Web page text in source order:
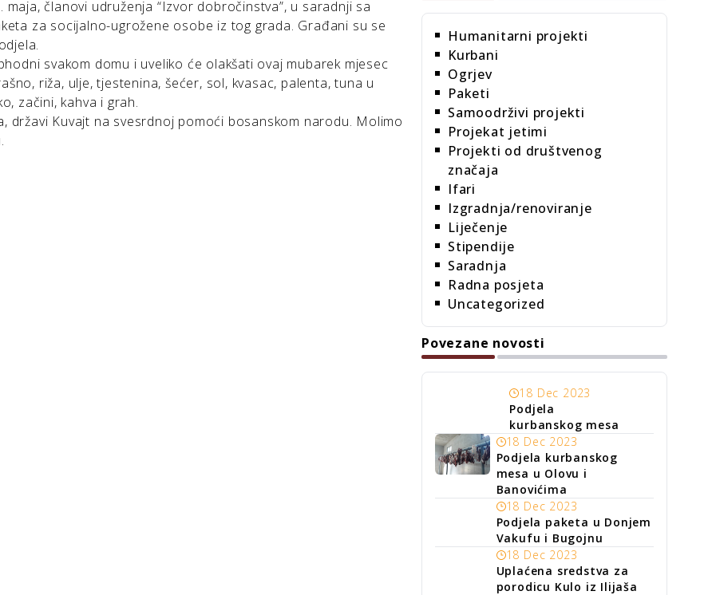
članovi udruženja “Izvor dobročinstva”, u saradnji sa
za socijalno-ugrožene osobe iz tog grada. Građani su se
svakom domu i uveliko će olakšati ovaj mubarek mjesec
riža, ulje, tjestenina, šećer, sol, kvasac, palenta, tuna u
začini, kahva i grah.
državi Kuvajt na svesrdnoj pomoći bosanskom narodu. Molimo
Humanitarni projekti
Kurbani
Ogrjev
Paketi
Samoodrživi projekti
Projekat jetimi
Projekti od društvenog
značaja
Ifari
Izgradnja/renoviranje
Liječenje
Stipendije
Saradnja
Radna posjeta
Uncategorized
Povezane novosti
18 Dec 2023
Podjela
kurbanskog mesa
18 Dec 2023
Podjela kurbanskog
mesa u Olovu i
Banovićima
18 Dec 2023
Podjela paketa u Donjem
Vakufu i Bugojnu
18 Dec 2023
Uplaćena sredstva za
porodicu Kulo iz Ilijaša